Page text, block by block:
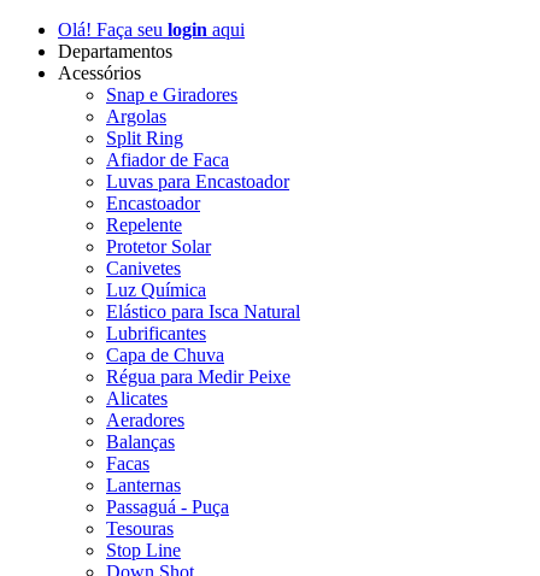
Olá! Faça seu login aqui
Departamentos
Acessórios
Snap e Giradores
Argolas
Split Ring
Afiador de Faca
Luvas para Encastoador
Encastoador
Repelente
Protetor Solar
Canivetes
Luz Química
Elástico para Isca Natural
Lubrificantes
Capa de Chuva
Régua para Medir Peixe
Alicates
Aeradores
Balanças
Facas
Lanternas
Passaguá - Puça
Tesouras
Stop Line
Down Shot